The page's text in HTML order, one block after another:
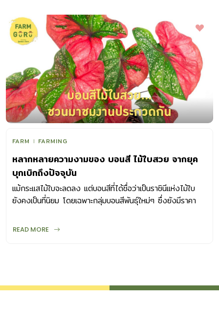
FARM FARMING
หลากหลายความงามของ บอนสี ไม้ใบสวย จากยุค
บุกเบิกถึงปัจจุบัน
แม้กระแสไม้ใบจะลดลง แต่บอนสีที่ได้ชื่อว่าเป็นราชินีแห่งไม้ใบ
ยังคงเป็นที่นิยม โดยเฉพาะกลุ่มบอนสีพันธุ์ใหม่ๆ ซึ่งยังมีราคา
READ MORE